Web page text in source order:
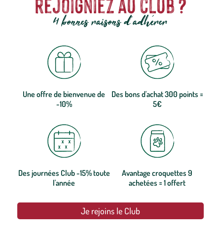
rejoigniez au club ?
4 bonnes raisons d'adhérer
Une offre de bienvenue de
-10%
Des bons d'achat 300 points =
5€
Des journées Club -15% toute
l'année
Avantage croquettes 9
achetées = 1 offert
Je rejoins le Club